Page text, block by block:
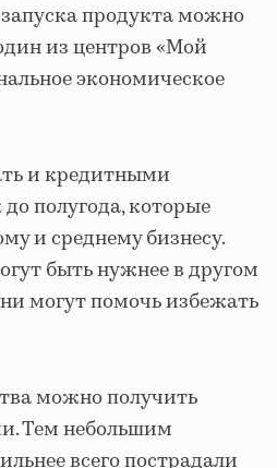
продукта можно
из центров «Мой
экономическое
и кредитными
полугода, которые
и среднему бизнесу.
быть нужнее в другом
могут помочь избежать
можно получить
Тем небольшим
всего пострадали